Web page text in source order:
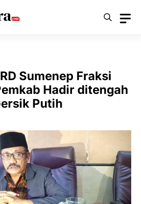
Sumenep Fraksi
Hadir ditengah
Putih